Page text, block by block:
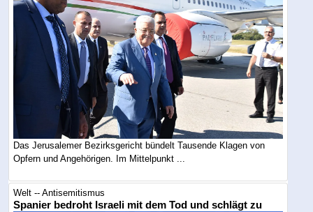
Das Jerusalemer Bezirksgericht bündelt Tausende Klagen von
Opfern und Angehörigen. Im Mittelpunkt ...
Welt -- Antisemitismus
Spanier bedroht Israeli mit dem Tod und schlägt zu